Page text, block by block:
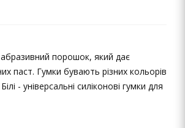
порошок, який дає
паст. Гумки бувають різних кольорів
- універсальні силіконові гумки для